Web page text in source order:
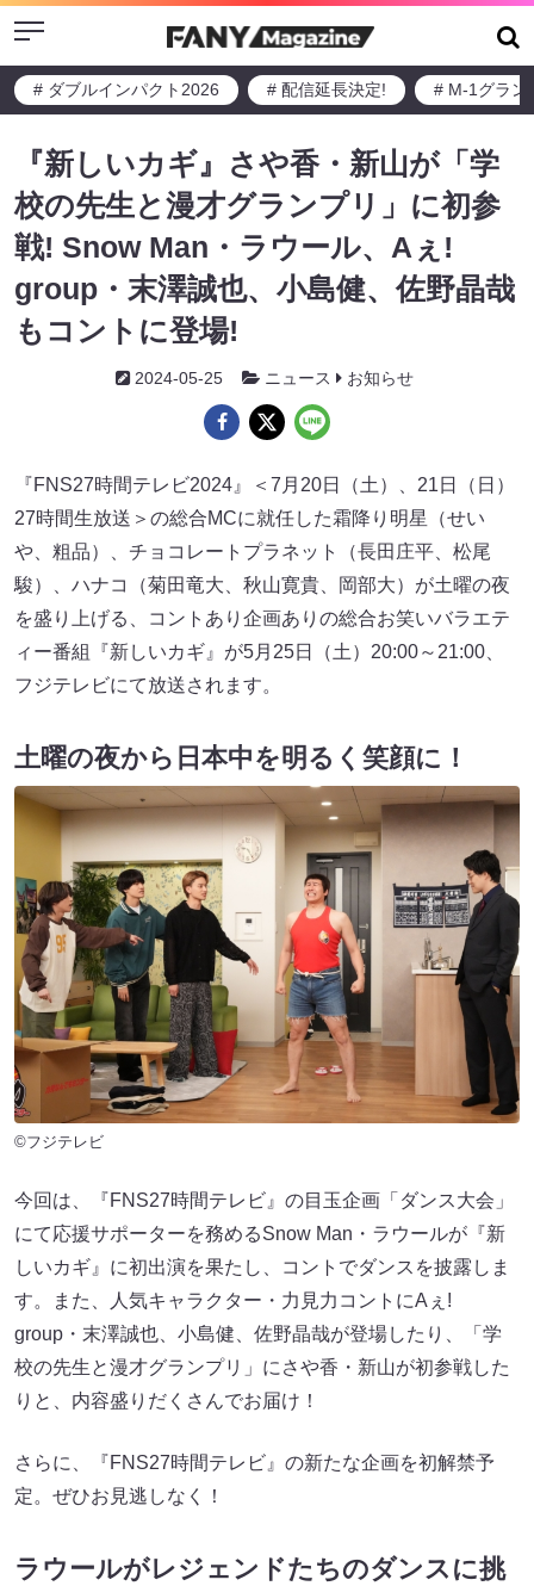
Menu
# ダブルインパクト2026 # 配信延長決定! # M-1グラン
『新しいカギ』さや香・新山が「学
校の先生と漫才グランプリ」に初参
戦! Snow Man・ラウール、Aぇ!
group・末澤誠也、小島健、佐野晶哉
もコントに登場!
2024-05-25 ニュース お知らせ
『FNS27時間テレビ2024』＜7月20日（土）、21日（日）
27時間生放送＞の総合MCに就任した霜降り明星（せい
や、粗品）、チョコレートプラネット（長田庄平、松尾
駿）、ハナコ（菊田竜大、秋山寛貴、岡部大）が土曜の夜
を盛り上げる、コントあり企画ありの総合お笑いバラエテ
ィー番組『新しいカギ』が5月25日（土）20:00～21:00、
フジテレビにて放送されます。
土曜の夜から日本中を明るく笑顔に！
©フジテレビ
今回は、『FNS27時間テレビ』の目玉企画「ダンス大会」
にて応援サポーターを務めるSnow Man・ラウールが『新
しいカギ』に初出演を果たし、コントでダンスを披露しま
す。また、人気キャラクター・力見力コントにAぇ!
group・末澤誠也、小島健、佐野晶哉が登場したり、「学
校の先生と漫才グランプリ」にさや香・新山が初参戦した
りと、内容盛りだくさんでお届け！
さらに、『FNS27時間テレビ』の新たな企画を初解禁予
定。ぜひお見逃しなく！
ラウールがレジェンドたちのダンスに挑